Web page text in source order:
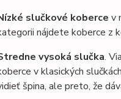
slučkové koberce v
nájdete koberce z
vysoká slučka.
v klasických
špina, ale preto, že